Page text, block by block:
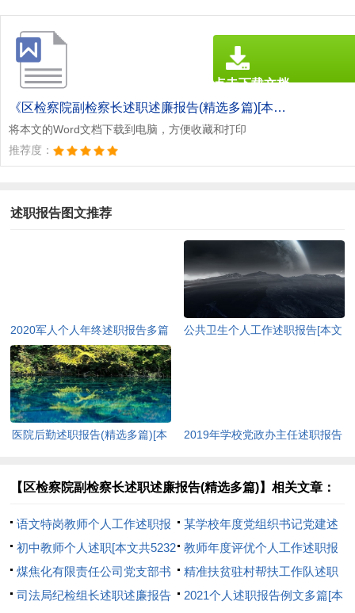
《区检察院副检察长述职述廉报告(精选多篇)[本文共8844字].doc》
将本文的Word文档下载到电脑，方便收藏和打印
推荐度：
点击下载文档
文档为doc格式
述职报告图文推荐
2020军人个人年终述职报告多篇
[本文共10029字]
公共卫生个人工作述职报告[本文
医院后勤述职报告(精选多篇)[本
2019年学校党政办主任述职报告
【区检察院副检察长述职述廉报告(精选多篇)】相关文章：
语文特岗教师个人工作述职报
告[本文共8483字]
某学校年度党组织书记党建述
职报告[本文共1403字]
初中教师个人述职[本文共5232
字]
教师年度评优个人工作述职报
告[本文共4861字]
煤焦化有限责任公司党支部书
记抓党建述职报告[本文共2998
精准扶贫驻村帮扶工作队述职
报告[本文共2258字]
司法局纪检组长述职述廉报告
2021个人述职报告例文多篇[本